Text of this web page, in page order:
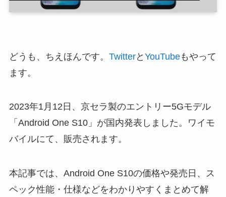
どうも、ちえほんです。 Twitterと YouTubeもやって
ます。
2023年1月12日、京セラ製のエントリー5Gモデル
「Android One S10」が国内発表しました。ワイモ
バイルにて、販売されます。
本記事では、Android One S10の価格や発売日、ス
ペック性能・仕様などをわかりやすくまとめて解